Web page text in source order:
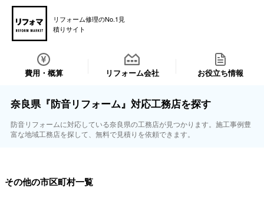
リフォーム修理のNo.1見
積りサイト
費用・概算 リフォーム会社 お役立ち情報
奈良県『防音リフォーム』対応工務店を探す
防音リフォームに対応している奈良県の工務店が見つかります。施工事例豊
富な地域工務店を探して、無料で見積りを依頼できます。
その他の市区町村一覧